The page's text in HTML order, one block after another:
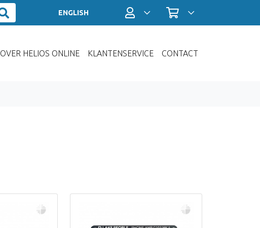
ENGLISH Profiel / InloggenWinkelwagen
OVER HELIOS ONLINE KLANTENSERVICE CONTACT